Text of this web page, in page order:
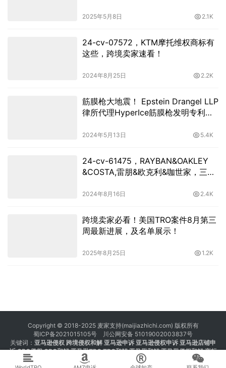
2025年5月8日 2.1K
24-cv-07572，KTM摩托维权商标有
这些，跨境卖家速看！
2024年8月25日 2.2K
筋膜枪大地震！ Epstein Drangel LLP
律所代理HyperIce筋膜枪发明专利维
2024年5月13日 5.4K
24-cv-61475，RAYBAN&OAKLEY
&COSTA,雷朋&欧克利&咖世家，三大
2024年8月16日 2.4K
跨境卖家必看！美国TRO案件8月第三
周最新进展，及名单展示！
2025年8月25日 1.2K
Copyright © 2018-2025 麦家支持(maijiazhichi.com) 版权所有
蜀ICP备2021015105号
川公网安备 51019002003837号
关键词： 亚马逊侵权 跨境侵权和解 亚马逊申诉 亚马逊侵权申诉 亚马逊店铺申
诉 GBC侵权 GBC和解 亚马逊TRO TRO和解 亚马逊和解 亚马逊侵权和解商标
注册 专利注册 版权注册